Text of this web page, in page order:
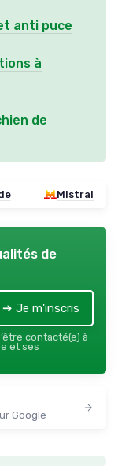
anti puce
à
de
Mistral
de
➔ Je m'inscris
contacté(e) à
et ses
Google